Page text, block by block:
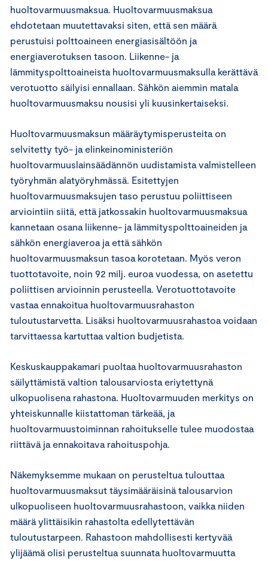
huoltovarmuusmaksua. Huoltovarmuusmaksua
ehdotetaan muutettavaksi siten, että sen määrä
perustuisi polttoaineen energiasisältöön ja
energiaverotuksen tasoon. Liikenne- ja
lämmityspolttoaineista huoltovarmuusmaksulla kerättävä
verotuotto säilyisi ennallaan. Sähkön aiemmin matala
huoltovarmuusmaksu nousisi yli kuusinkertaiseksi.
Huoltovarmuusmaksun määräytymisperusteita on
selvitetty työ- ja elinkeinoministeriön
huoltovarmuuslainsäädännön uudistamista valmistelleen
työryhmän alatyöryhmässä. Esitettyjen
huoltovarmuusmaksujen taso perustuu poliittiseen
arviointiin siitä, että jatkossakin huoltovarmuusmaksua
kannetaan osana liikenne- ja lämmityspolttoaineiden ja
sähkön energiaveroa ja että sähkön
huoltovarmuusmaksun tasoa korotetaan. Myös veron
tuottotavoite, noin 92 milj. euroa vuodessa, on asetettu
poliittisen arvioinnin perusteella. Verotuottotavoite
vastaa ennakoitua huoltovarmuusrahaston
tuloutustarvetta. Lisäksi huoltovarmuusrahastoa voidaan
tarvittaessa kartuttaa valtion budjetista.
Keskuskauppakamari puoltaa huoltovarmuusrahaston
säilyttämistä valtion talousarviosta eriytettynä
ulkopuolisena rahastona. Huoltovarmuuden merkitys on
yhteiskunnalle kiistattoman tärkeää, ja
huoltovarmuustoiminnan rahoitukselle tulee muodostaa
riittävä ja ennakoitava rahoituspohja.
Näkemyksemme mukaan on perusteltua tulouttaa
huoltovarmuusmaksut täysimääräisinä talousarvion
ulkopuoliseen huoltovarmuusrahastoon, vaikka niiden
määrä ylittäisikin rahastolta edellytettävän
tuloutustarpeen. Rahastoon mahdollisesti kertyvää
ylijäämä olisi perusteltua suunnata huoltovarmuutta